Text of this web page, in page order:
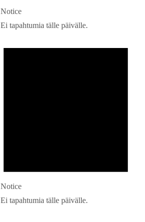
Notice
Ei tapahtumia tälle päivälle.
Notice
Ei tapahtumia tälle päivälle.